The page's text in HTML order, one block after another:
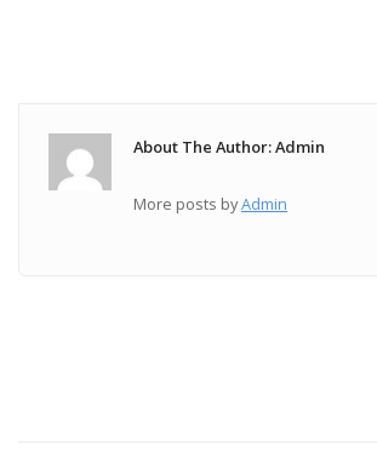
About The Author: Admin
More posts byAdmin